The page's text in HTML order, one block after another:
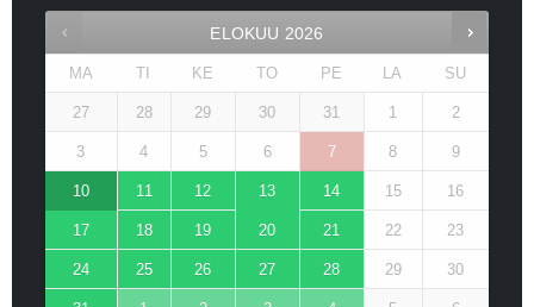
ELOKUU 2026
MA TI KE TO PE LA SU
27 28 29 30 31 1 2
3 4 5 6 7 8 9
10 11 12 13 14 15 16
17 18 19 20 21 22 23
24 25 26 27 28 29 30